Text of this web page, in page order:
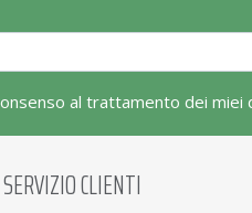
al trattamento dei miei
SERVIZIO CLIENTI